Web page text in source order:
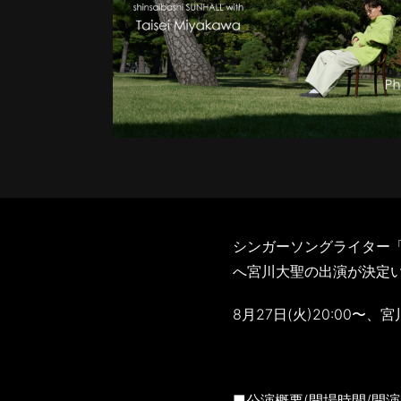
シンガーソングライタ
へ宮川大聖の出演が決定
8月27日(火)20:00〜、宮